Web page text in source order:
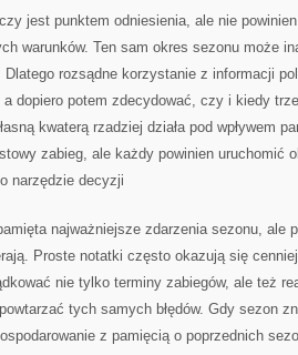
jest punktem odniesienia, ale nie
warunków. Ten sam okres sezonu może
rozsądne korzystanie z informacji
dopiero potem zdecydować, czy i kiedy
kwaterą rzadziej działa pod wpływem
zabieg, ale każdy powinien uruchomić
narzędzie decyzji
najważniejsze zdarzenia sezonu, ale
Proste notatki często okazują się
nie tylko terminy zabiegów, ale też
tych samych błędów. Gdy sezon
z pamięcią o poprzednich